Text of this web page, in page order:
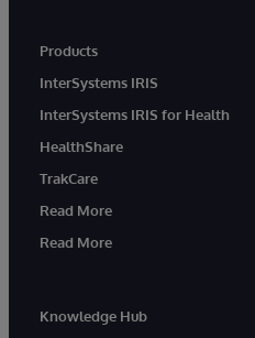
Products
InterSystems IRIS
InterSystems IRIS for Health
HealthShare
TrakCare
Read More
Read More
Knowledge Hub